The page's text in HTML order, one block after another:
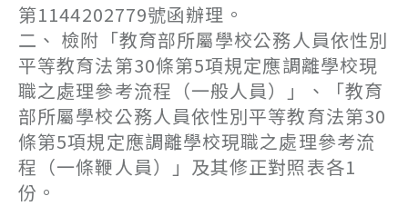
第1144202779號函辦理。
二、 檢附「教育部所屬學校公務人員依性別
平等教育法第30條第5項規定應調離學校現
職之處理參考流程（一般人員）」、「教育
部所屬學校公務人員依性別平等教育法第30
條第5項規定應調離學校現職之處理參考流
程（一條鞭人員）」及其修正對照表各1
份。